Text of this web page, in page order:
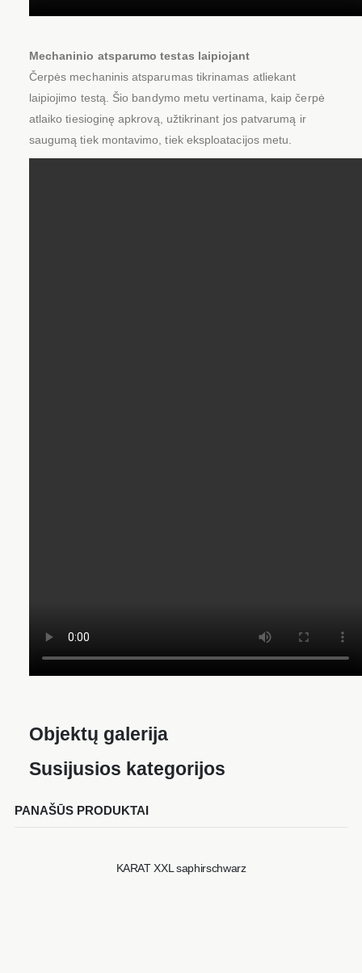
Mechaninio atsparumo testas laipiojant
Čerpės mechaninis atsparumas tikrinamas atliekant
laipiojimo testą. Šio bandymo metu vertinama, kaip čerpė
atlaiko tiesioginę apkrovą, užtikrinant jos patvarumą ir
saugumą tiek montavimo, tiek eksploatacijos metu.
Objektų galerija
Susijusios kategorijos
PANAŠŪS PRODUKTAI
KARAT XXL saphirschwarz